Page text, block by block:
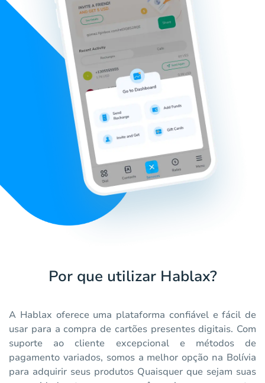
Por que utilizar Hablax?
A Hablax oferece uma plataforma confiável e fácil de
usar para a compra de cartões presentes digitais. Com
suporte ao cliente excepcional e métodos de
pagamento variados, somos a melhor opção na Bolívia
para adquirir seus produtos Quaisquer que sejam suas